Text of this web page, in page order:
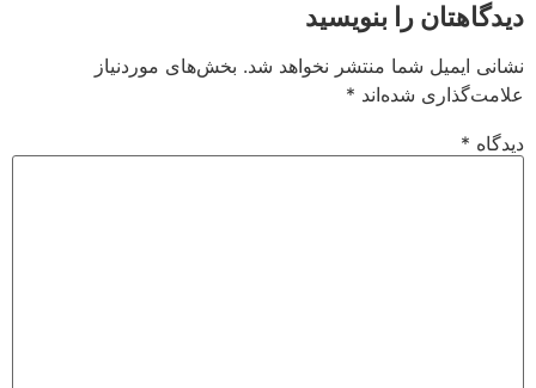
دیدگاهتان را بنویسید
نشانی ایمیل شما منتشر نخواهد شد. بخش‌های موردنیاز
علامت‌گذاری شده‌اند *
دیدگاه *